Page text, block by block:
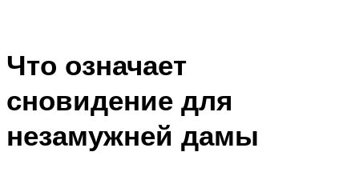
Что означает
сновидение для
незамужней дамы